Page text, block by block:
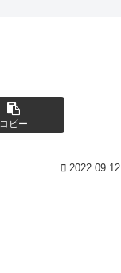
コピー
2022.09.12